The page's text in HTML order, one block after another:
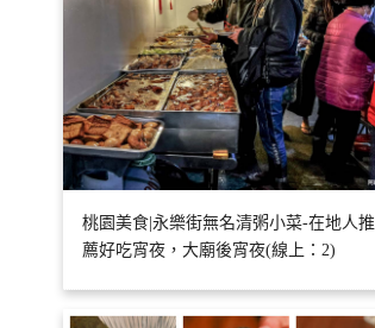
桃園美食|永樂街無名清粥小菜-在地人推
薦好吃宵夜，大廟後宵夜(線上：2)